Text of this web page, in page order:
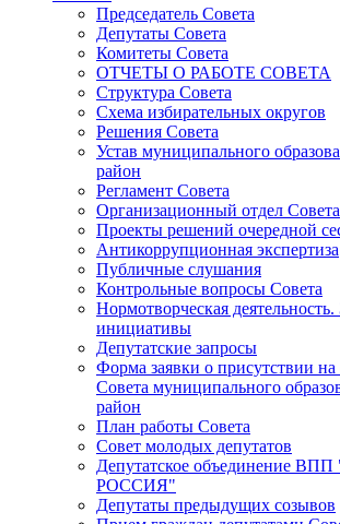
Председатель Совета
Депутаты Совета
Комитеты Совета
ОТЧЕТЫ О РАБОТЕ СОВЕТА
Структура Совета
Схема избирательных округов
Решения Совета
Устав муниципального
район
Регламент Совета
Организационный отдел Совета
Проекты решений очередной
Антикоррупционная экспертиза
Публичные слушания
Контрольные вопросы Совета
Нормотворческая
инициативы
Депутатские запросы
Форма заявки о присутствии на
Совета муниципального
район
План работы Совета
Совет молодых депутатов
Депутатское объединение
РОССИЯ"
Депутаты предыдущих созывов